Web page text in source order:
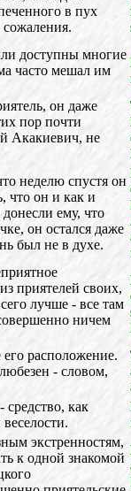
в пух
доступны многие
часто мешал им
он даже
пор почти
Акакиевич, не
неделю спустя он
что он и как и
ему, что
он остался даже
был не в духе.
приятелей своих,
лучше - все там
ничем
расположение.
- словом,
как
экстренностям,
к одной знакомой